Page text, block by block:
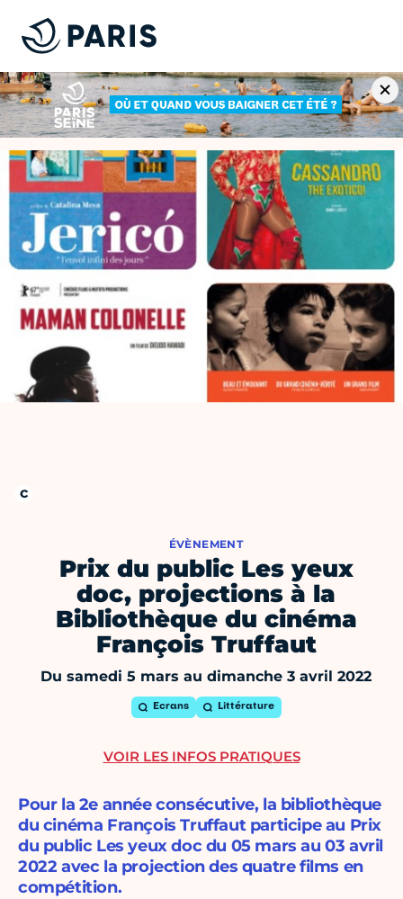
ÉVÈNEMENT
Prix du public Les yeux
doc, projections à la
Bibliothèque du cinéma
François Truffaut
Du samedi 5 mars au dimanche 3 avril 2022
Ecrans Littérature
Pour la 2e année consécutive, la bibliothèque
du cinéma François Truffaut participe au Prix
du public Les yeux doc du 05 mars au 03 avril
2022 avec la projection des quatre films en
compétition.
VOIR LES INFOS PRATIQUES